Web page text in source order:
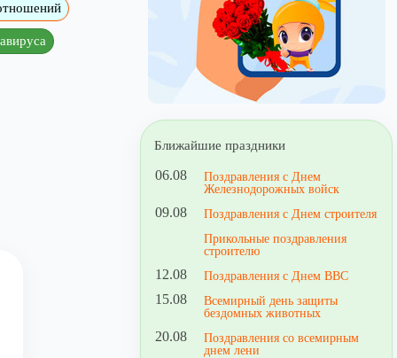
Ближайшие праздники
06.08
Поздравления с Днем
Железнодорожных войск
09.08
Поздравления с Днем строителя
Прикольные поздравления
строителю
12.08 Поздравления с Днем ВВС
15.08
Всемирный день защиты
бездомных животных
20.08
Поздравления со всемирным
днем лени